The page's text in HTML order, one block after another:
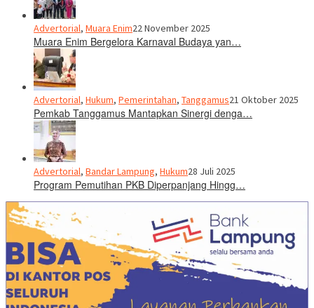
Advertorial, Muara Enim22 November 2025
Muara Enim Bergelora Karnaval Budaya yan…
Advertorial, Hukum, Pemerintahan, Tanggamus21 Oktober 2025
Pemkab Tanggamus Mantapkan Sinergi denga…
Advertorial, Bandar Lampung, Hukum28 Juli 2025
Program Pemutihan PKB Diperpanjang Hingg…